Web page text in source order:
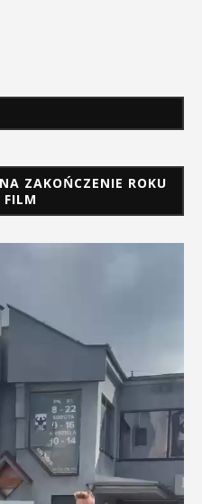
ZAKOŃCZENIE ROKU
FILM